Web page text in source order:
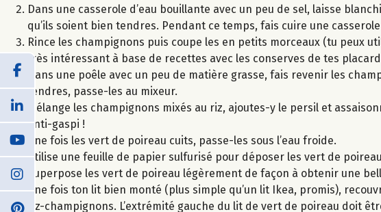
Dans une casserole d’eau bouillante avec un peu de sel, laisse
qu’ils soient bien tendres. Pendant ce temps, fais cuire une
Rince les champignons puis coupe les en petits morceaux (tu peux
très intéressant à base de recettes avec les conserves de tes
Dans une poêle avec un peu de matière grasse, fais revenir les
tendres, passe-les au mixeur.
Mélange les champignons mixés au riz, ajoutes-y le persil et
anti-gaspi !
Une fois les vert de poireau cuits, passe-les sous l’eau froide.
Utilise une feuille de papier sulfurisé pour déposer les vert de
Superpose les vert de poireau légèrement de façon à obtenir une
Une fois ton lit bien monté (plus simple qu’un lit Ikea, promis),
riz-champignons. L’extrémité gauche du lit de vert de poireau doit